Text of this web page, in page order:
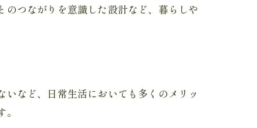
つながりを意識した設計など、暮らしや
など、日常生活においても多くのメリッ